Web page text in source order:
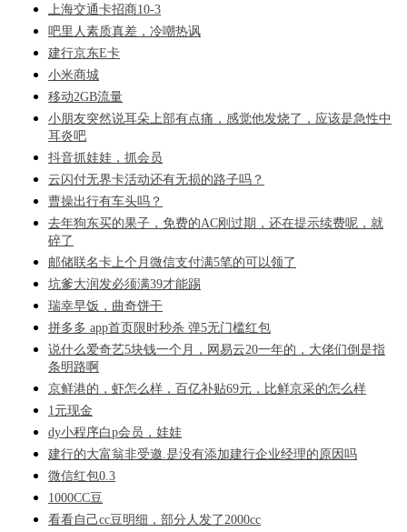
上海交通卡招商10-3
吧里人素质真差，冷嘲热讽
建行京东E卡
小米商城
移动2GB流量
小朋友突然说耳朵上部有点痛，感觉他发烧了，应该是急性中
耳炎吧
抖音抓娃娃，抓会员
云闪付无界卡活动还有无损的路子吗？
曹操出行有车头吗？
去年狗东买的果子，免费的AC刚过期，还在提示续费呢，就
碎了
邮储联名卡上个月微信支付满5笔的可以领了
坑爹大润发必须满39才能踢
瑞幸早饭，曲奇饼干
拼多多 app首页限时秒杀 弹5无门槛红包
说什么爱奇艺5块钱一个月，网易云20一年的，大佬们倒是指
条明路啊
京鲜港的，虾怎么样，百亿补贴69元，比鲜京采的怎么样
1元现金
dy小程序白p会员，娃娃
建行的大富翁非受邀.是没有添加建行企业经理的原因吗
微信红包0.3
1000CC豆
看看自己cc豆明细，部分人发了2000cc